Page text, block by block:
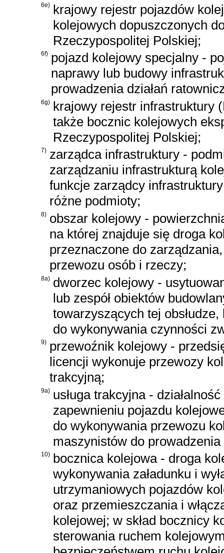
6e) krajowy rejestr pojazdów
kolejowych dopuszczonych
Rzeczypospolitej Polskiej;
6f) pojazd kolejowy specjalny -
naprawy lub budowy
prowadzenia działań
6g) krajowy rejestr infrastruktury
także bocznic kolejowych
Rzeczypospolitej Polskiej;
7) zarządca infrastruktury -
zarządzaniu infrastrukturą
funkcje zarządcy
różne podmioty;
8) obszar kolejowy -
na której znajduje się droga
przeznaczone do
przewozu osób i rzeczy;
8a) dworzec kolejowy -
lub zespół obiektów
towarzyszących tej
do wykonywania czynności
9) przewoźnik kolejowy -
licencji wykonuje przewozy
trakcyjną;
9a) usługa trakcyjna -
zapewnieniu pojazdu
do wykonywania przewozu
maszynistów do
10) bocznica kolejowa - droga
wykonywania załadunku i
utrzymaniowych pojazdów
oraz przemieszczania i
kolejowej; w skład bocznicy
sterowania ruchem